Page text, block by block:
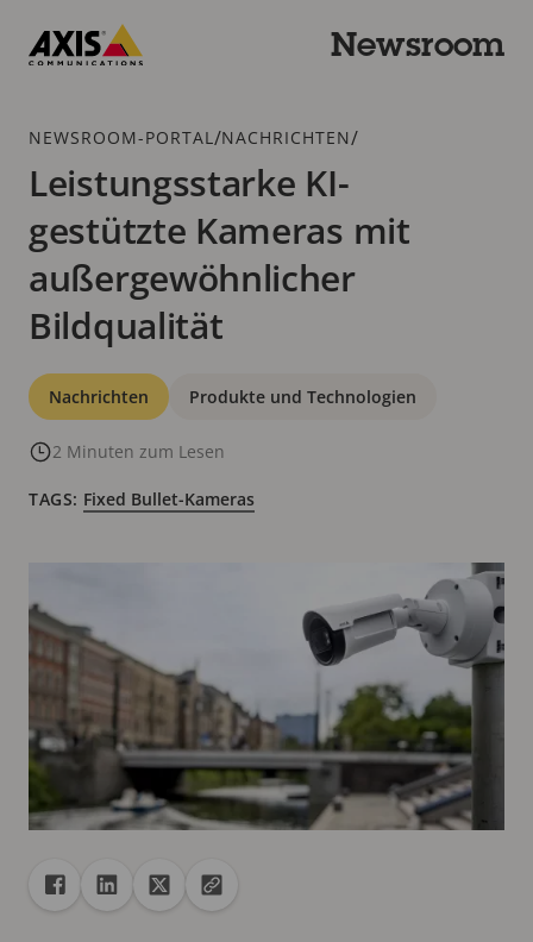
Hauptinhalt
springen
Newsroom
Breadcrumb
NEWSROOM-PORTAL /NACHRICHTEN/
Leistungsstarke KI-
gestützte Kameras mit
außergewöhnlicher
Bildqualität
Kategorien
Nachrichten Produkte und Technologien
2 Minuten zum Lesen
TAGS: Fixed Bullet-Kameras
Freigabe
Teilen auf Facebook
Teilen auf Linkedin
Teilen auf XURL in die Zwischenablage kopieren